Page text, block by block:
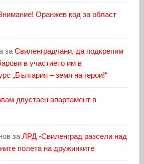
Оранжев код за област
за Свиленградчани, да подкрепим
в участието им в
„България – земя на герои!“
двустаен апартамент в
за ЛРД -Свиленград разсели над
полета на дружинките